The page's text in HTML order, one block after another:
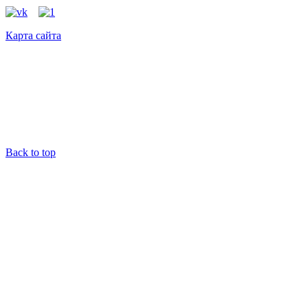
Карта сайта
Back to top